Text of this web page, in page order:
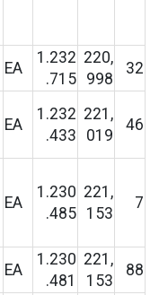
EA
1.232
.715
220,
998
32
EA
1.232
.433
221,
019
46
EA
1.230
.485
221,
153
7
EA
1.230
.481
221,
153
88